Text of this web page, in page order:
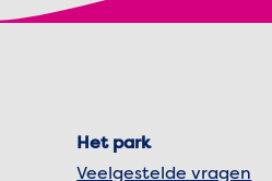
Het park
Veelgestelde vragen